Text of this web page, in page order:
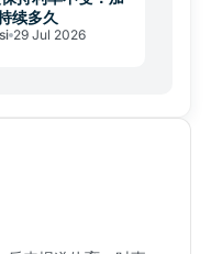
续多久
29 Jul 2026